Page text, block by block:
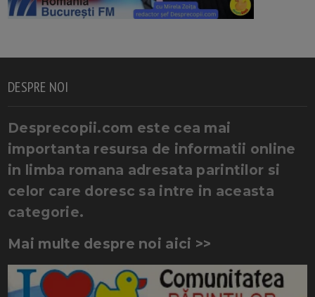
DESPRE NOI
Desprecopii.com este cea mai
importanta resursa de informatii online
in limba romana adresata parintilor si
celor care doresc sa intre in aceasta
categorie.
Mai multe despre noi aici >>